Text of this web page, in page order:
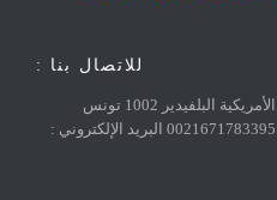
للاتصال بنا :
العنوان : 14 شارع الولايات المتحدة الأمريكية البلفيدير 1002 تونس